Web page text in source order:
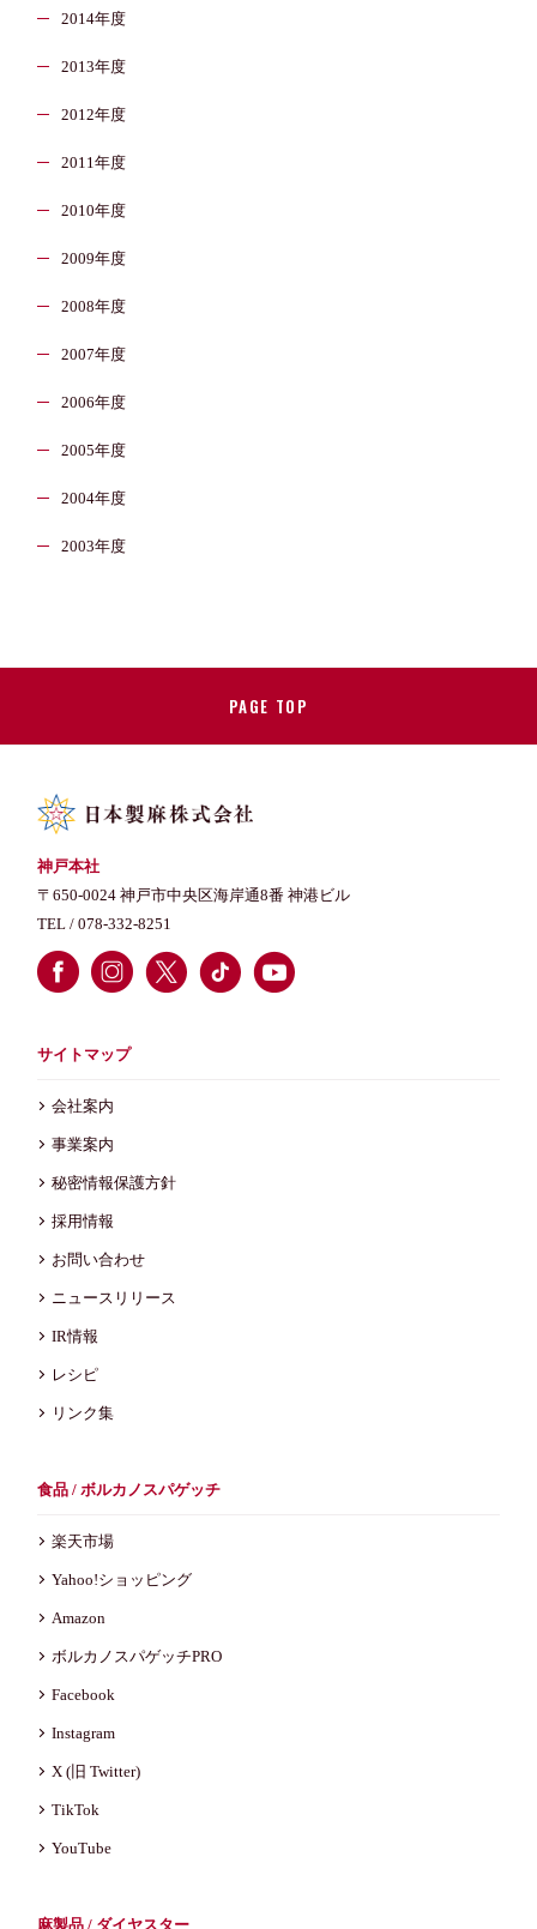
2014年度
2013年度
2012年度
2011年度
2010年度
2009年度
2008年度
2007年度
2006年度
2005年度
2004年度
2003年度
PAGE TOP
神戸本社
〒650-0024 神戸市中央区海岸通8番 神港ビル
TEL /078-332-8251
サイトマップ
会社案内
事業案内
秘密情報保護方針
採用情報
お問い合わせ
ニュースリリース
IR情報
レシピ
リンク集
食品 / ボルカノスパゲッチ
楽天市場
Yahoo!ショッピング
Amazon
ボルカノスパゲッチPRO
Facebook
Instagram
X (旧 Twitter)
TikTok
YouTube
麻製品 / ダイヤスター